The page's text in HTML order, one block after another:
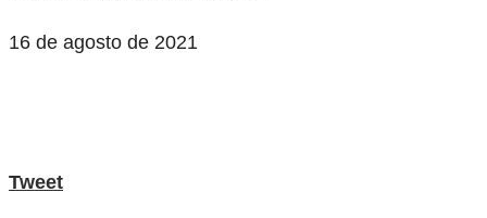
16 de agosto de 2021
Tweet